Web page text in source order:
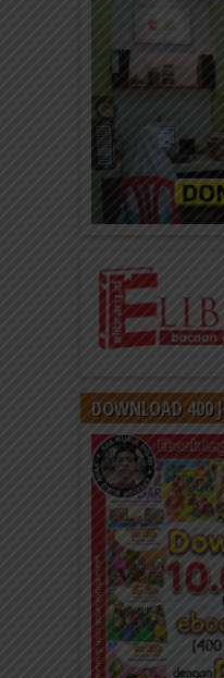
DOWNLOAD 400